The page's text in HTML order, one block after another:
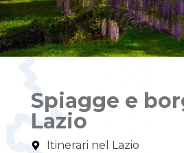
Spiagge e
Lazio
Itinerari nel Lazio